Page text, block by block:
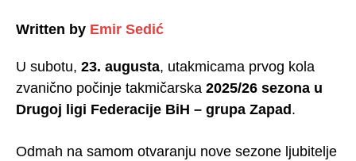
Written by Emir Sedić
U subotu, 23. augusta, utakmicama prvog kola
zvanično počinje takmičarska 2025/26 sezona u
Drugoj ligi Federacije BiH – grupa Zapad .
Odmah na samom otvaranju nove sezone ljubitelje